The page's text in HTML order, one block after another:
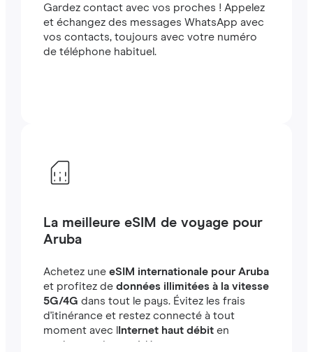
Gardez contact avec vos proches ! Appelez
et échangez des messages WhatsApp avec
vos contacts, toujours avec votre numéro
de téléphone habituel.
La meilleure eSIM de voyage pour
Aruba
Achetez une eSIM internationale pour Aruba
et profitez de données illimitées à la vitesse
5G/4G dans tout le pays. Évitez les frais
d'itinérance et restez connecté à tout
moment avec l
Internet haut débiten
quelques minutes à létranger, que vous